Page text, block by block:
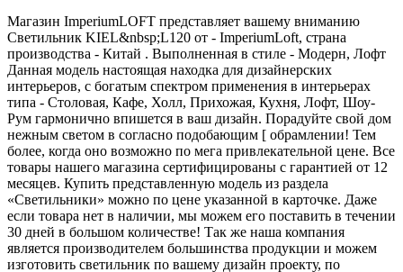
Магазин ImperiumLOFT представляет вашему вниманию
Светильник KIEL&nbsp;L120 от - ImperiumLoft, страна
производства - Китай . Выполненная в стиле - Модерн, Лофт
Данная модель настоящая находка для дизайнерских
интерьеров, с богатым спектром применения в интерьерах
типа - Столовая, Кафе, Холл, Прихожая, Кухня, Лофт, Шоу-
Рум гармонично впишется в ваш дизайн. Порадуйте свой дом
нежным светом в согласно подобающим [ обрамлении! Тем
более, когда оно возможно по мега привлекательной цене. Все
товары нашего магазина сертифицированы с гарантией от 12
месяцев. Купить представленную модель из раздела
«Светильники» можно по цене указанной в карточке. Даже
если товара нет в наличии, мы можем его поставить в течении
30 дней в большом количестве! Так же наша компания
является производителем большинства продукции и можем
изготовить светильник по вашему дизайн проекту, по